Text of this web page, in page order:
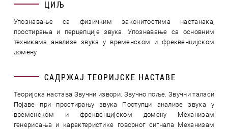
ЦИЉ
Упознавање са физичким законитостима настанака,
простирања и перцепције звука. Упознавање са основним
техникама анализе звука у временском и фреквенцијском
домену
САДРЖАЈ ТЕОРИЈСКЕ НАСТАВЕ
Теоријска настава Звучни извори. Звучно поље. Звучни таласи
Појаве при простирању звука Поступци анализе звука у
временском и фреквенцијском домену Механизам
генерисања и карактеристике говорног сигнала Механизам